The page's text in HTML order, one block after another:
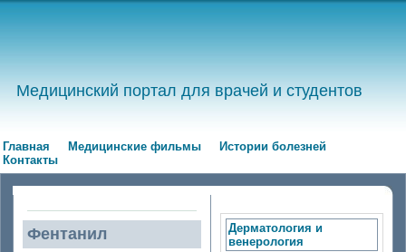
Медицинский портал для врачей и студентов
Главная Медицинские фильмы
Истории болезней
Контакты
Фентанил
Дерматология и
венерология